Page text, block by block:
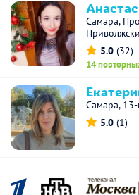
Самара,
5.0 (32)
14
Самара,
5.0 (1)